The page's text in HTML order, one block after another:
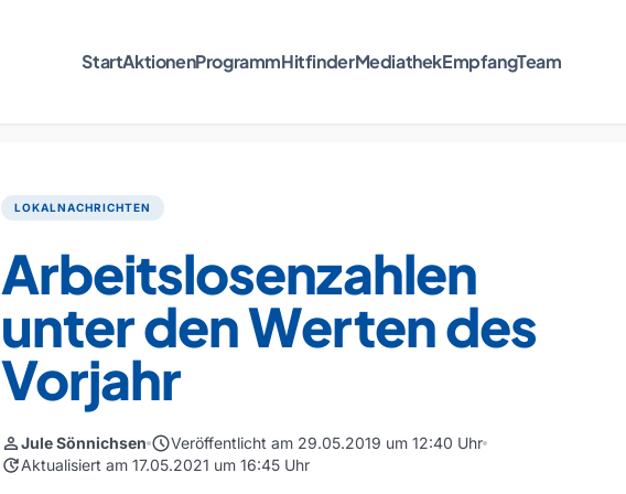
StartAktionenProgrammHitfinderMediathekEmpfangTeam
LOKALNACHRICHTEN
Arbeitslosenzahlen
unter den Werten des
Vorjahr
personJule Sönnichsen scheduleVeröffentlicht am 29.05.2019 um 12:40 Uhr
updateAktualisiert am 17.05.2021 um 16:45 Uhr